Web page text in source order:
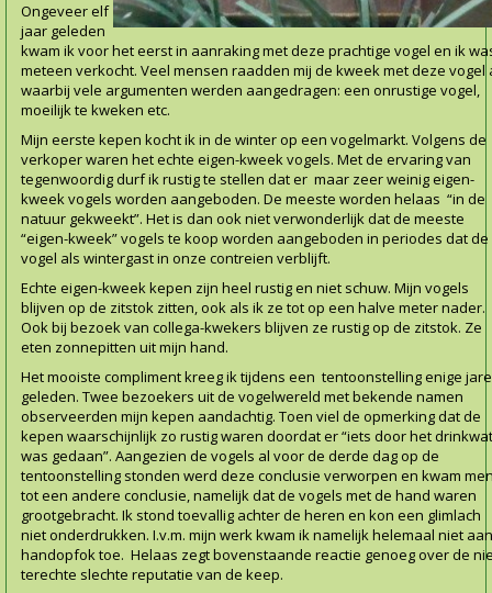
Ongeveer elf
jaar geleden
kwam ik voor het eerst in aanraking met deze prachtige vogel en ik
meteen verkocht. Veel mensen raadden mij de kweek met deze vogel
waarbij vele argumenten werden aangedragen: een onrustige vogel,
moeilijk te kweken etc.
Mijn eerste kepen kocht ik in de winter op een vogelmarkt. Volgens de
verkoper waren het echte eigen-kweek vogels. Met de ervaring van
tegenwoordig durf ik rustig te stellen dat er maar zeer weinig eigen-
kweek vogels worden aangeboden. De meeste worden helaas “in de
natuur gekweekt”. Het is dan ook niet verwonderlijk dat de meeste
“eigen-kweek” vogels te koop worden aangeboden in periodes dat de
vogel als wintergast in onze contreien verblijft.
Echte eigen-kweek kepen zijn heel rustig en niet schuw. Mijn vogels
blijven op de zitstok zitten, ook als ik ze tot op een halve meter nader.
Ook bij bezoek van collega-kwekers blijven ze rustig op de zitstok. Ze
eten zonnepitten uit mijn hand.
Het mooiste compliment kreeg ik tijdens een tentoonstelling enige
geleden. Twee bezoekers uit de vogelwereld met bekende namen
observeerden mijn kepen aandachtig. Toen viel de opmerking dat de
kepen waarschijnlijk zo rustig waren doordat er “iets door het
was gedaan”. Aangezien de vogels al voor de derde dag op de
tentoonstelling stonden werd deze conclusie verworpen en kwam
tot een andere conclusie, namelijk dat de vogels met de hand waren
grootgebracht. Ik stond toevallig achter de heren en kon een glimlach
niet onderdrukken. I.v.m. mijn werk kwam ik namelijk helemaal niet aan
handopfok toe. Helaas zegt bovenstaande reactie genoeg over de
terechte slechte reputatie van de keep.